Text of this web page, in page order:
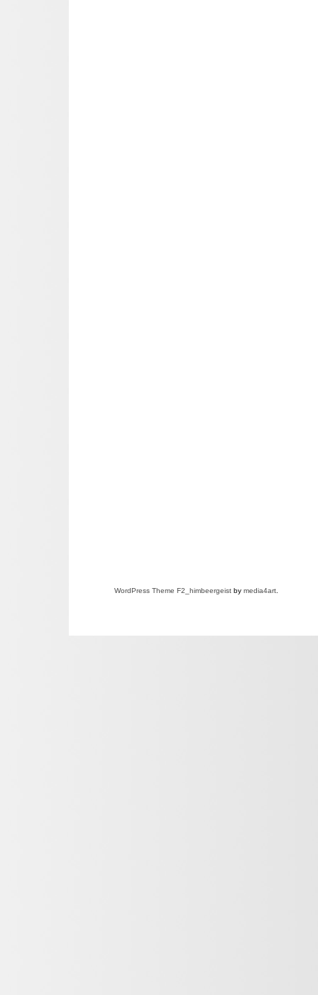
WordPressTheme F2 _himbeergeistby media4art.